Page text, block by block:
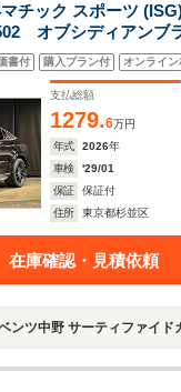
チック スポーツ
オブシディアン
強化アンダーフ
エアサスペンショ
ケージ ヘッドアップデ
書付 購入プラン付 オンライン
支払総額
1279.6万円
年式
2026年
車検
'29/01
保証
保証付
住所
東京都杉並区
在庫確認・見積依頼
ンツ中野 サーティファイド